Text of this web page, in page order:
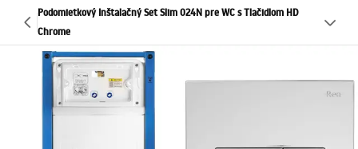
Podomietkový Inštalačný Set Slim 024N pre WC s Tlačidlom HD
Chrome